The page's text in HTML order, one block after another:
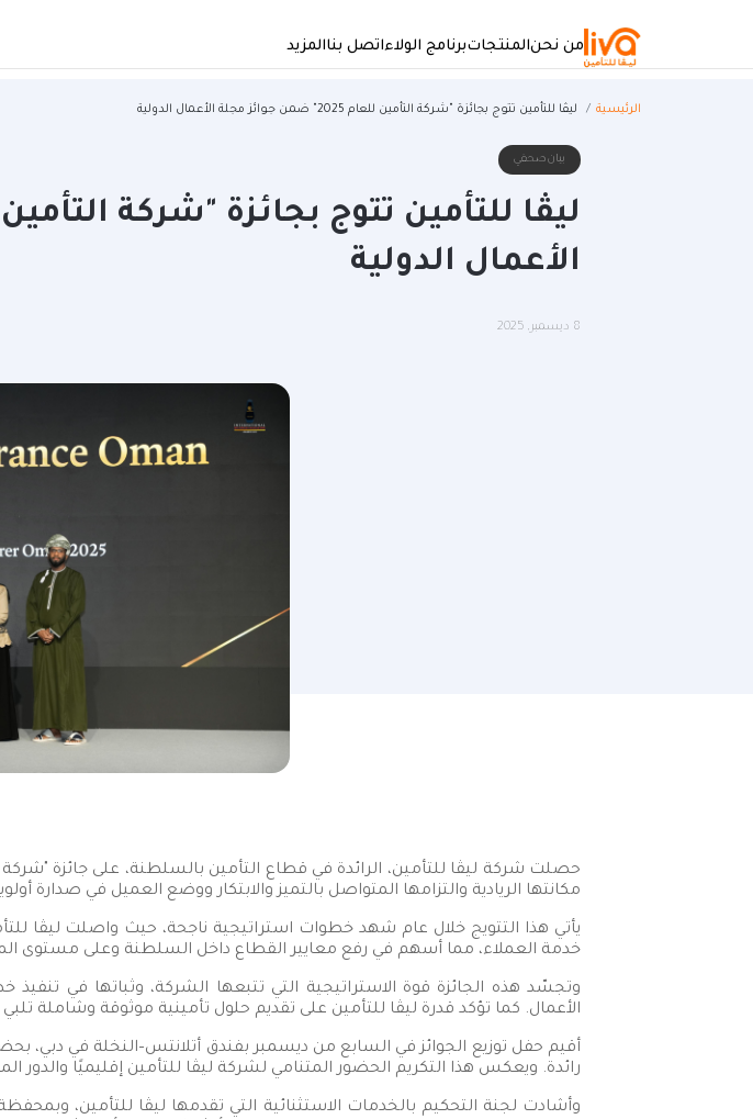
من نحنالمنتجاتبرنامج الولاءاتصل بناالمزيد
مسار التنقل
الرئيسية ليڤا للتأمين تتوج بجائزة "شركة التأمين للعام 2025" ضمن جوائز مجلة الأعمال الدولية
بيان صحفي
الأعمال الدولية
8 ديسمبر, 2025
مكانتها الريادية والتزامها المتواصل بالتميز والابتكار ووضع العميل في صدارة
يأتي هذا التتويج خلال عام شهد خطوات استراتيجية ناجحة، حيث واصلت ليڤا
خدمة العملاء، مما أسهم في رفع معايير القطاع داخل السلطنة وعلى مستوى
وتجسّد هذه الجائزة قوة الاستراتيجية التي تتبعها الشركة، وثباتها في
الأعمال. كما تؤكد قدرة ليڤا للتأمين على تقديم حلول تأمينية موثوقة وشاملة
أقيم حفل توزيع الجوائز في السابع من ديسمبر بفندق أتلانتس–النخلة في دبي،
رائدة. ويعكس هذا التكريم الحضور المتنامي لشركة ليڤا للتأمين إقليميًا والدور
وأشادت لجنة التحكيم بالخدمات الاستثنائية التي تقدمها ليڤا للتأمين،